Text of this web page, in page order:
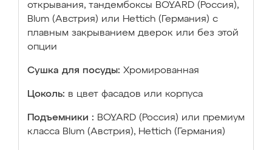
открывания, тандембоксы BOYARD (Россия),
Blum (Австрия) или Hettich (Германия) с
плавным закрыванием дверок или без этой
опции
Сушка для посуды: Хромированная
Цоколь: в цвет фасадов или корпуса
Подъемники : BOYARD (Россия) или премиум
класса Blum (Австрия), Hettich (Германия)